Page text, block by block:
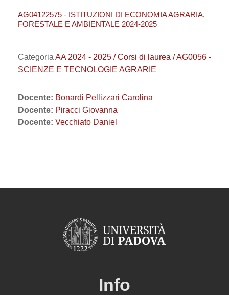
AG04122575 - ISTITUZIONI DI ECONOMIA AGRARIA,
FORESTALE E AMBIENTALE 2024-2025
Categoria AA 2024 - 2025 / Corsi di laurea / AG0056 -
SCIENZE E TECNOLOGIE AGRARIE
Docente: Bonardi Pellizzari Carolina
Docente: Piracci Giovanna
Docente: Vecchiato Daniel
Info